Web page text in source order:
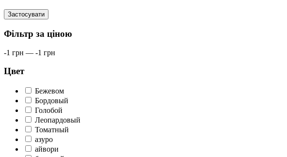
Застосувати
Фільтр за ціною
-1 грн — -1 грн
Цвет
Бежевом
Бордовый
Голобой
Леопардовый
Томатный
азуро
айвори